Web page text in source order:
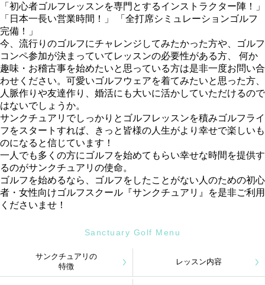
「初心者ゴルフレッスンを専門とするインストラクター陣！」
「日本一長い営業時間！」 「全打席シミュレーションゴルフ
完備！」
今、流行りのゴルフにチャレンジしてみたかった方や、ゴルフ
コンペ参加が決まっていてレッスンの必要性がある方、 何か
趣味・お稽古事を始めたいと思っている方は是非一度お問い合
わせください。可愛いゴルフウェアを着てみたいと思った方、
人脈作りや友達作り、婚活にも大いに活かしていただけるので
はないでしょうか。
サンクチュアリでしっかりとゴルフレッスンを積みゴルフライ
フをスタートすれば、きっと皆様の人生がより幸せで楽しいも
のになると信じています！
一人でも多くの方にゴルフを始めてもらい幸せな時間を提供す
るのがサンクチュアリの使命。
ゴルフを始めるなら、ゴルフをしたことがない人のための初心
者・女性向けゴルフスクール『サンクチュアリ』を是非ご利用
くださいませ！
Sanctuary Golf Menu
サンクチュアリの
特徴
レッスン内容